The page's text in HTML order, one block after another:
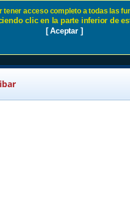
acceso completo a todas las
clic en la parte inferior de
[ Aceptar ]